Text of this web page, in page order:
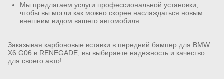
Мы предлагаем услуги профессиональной установки,
чтобы вы могли как можно скорее наслаждаться новым
внешним видом вашего автомобиля.
Заказывая карбоновые вставки в передний бампер для BMW
X6 G06 в RENEGADE, вы выбираете надежность и качество
для своего авто!